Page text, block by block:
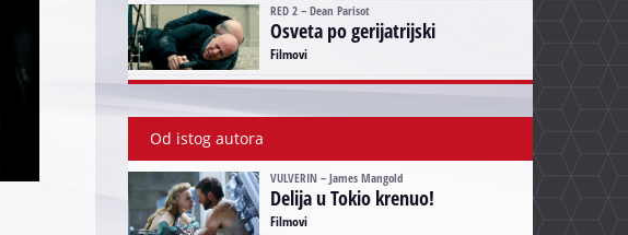
RED 2 – Dean Parisot
Osveta po gerijatrijski
Filmovi
Od istog autora
VULVERIN – James Mangold
Delija u Tokio krenuo!
Filmovi